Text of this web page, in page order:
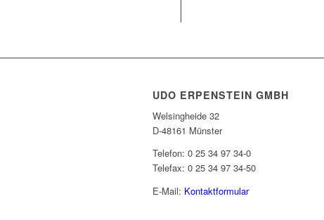
UDO ERPENSTEIN GMBH
Welsingheide 32
D-48161 Münster
Telefon: 0 25 34 97 34-0
Telefax: 0 25 34 97 34-50
E-Mail: Kontaktformular